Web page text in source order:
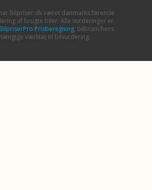
Bilpriser.dk været danmarks førende
af brugte biler. Alle vurderinger er
BilpriserPro Prisberegning, bilbranchens
værktøj til bilvurdering.